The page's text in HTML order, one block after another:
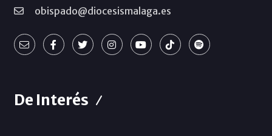
obispado@diocesismalaga.es
De Interés